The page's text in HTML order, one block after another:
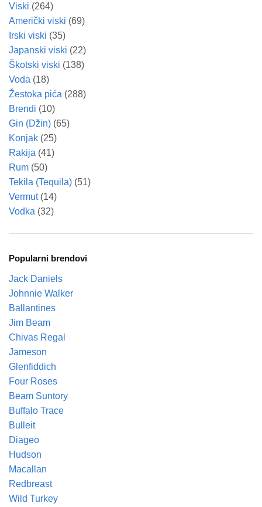
Viski (264)
Američki viski (69)
Irski viski (35)
Japanski viski (22)
Škotski viski (138)
Voda (18)
Žestoka pića (288)
Brendi (10)
Gin (Džin) (65)
Konjak (25)
Rakija (41)
Rum (50)
Tekila (Tequila) (51)
Vermut (14)
Vodka (32)
Popularni brendovi
Jack Daniels
Johnnie Walker
Ballantines
Jim Beam
Chivas Regal
Jameson
Glenfiddich
Four Roses
Beam Suntory
Buffalo Trace
Bulleit
Diageo
Hudson
Macallan
Redbreast
Wild Turkey